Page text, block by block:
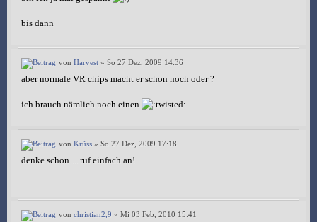
bis dann
von Harvest » So 27 Dez, 2009 14:36
aber normale VR chips macht er schon noch oder ?
ich brauch nämlich noch einen
von Krüss » So 27 Dez, 2009 17:18
denke schon.... ruf einfach an!
von christian2,9 » Mi 03 Feb, 2010 15:41